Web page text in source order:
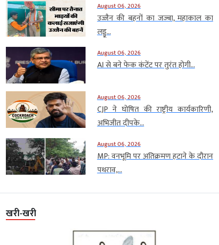
August 06, 2026
उज्जैन की बहनों का जज्बा, महाकाल का
लड्डू...
August 06, 2026
AI से बने फेक कंटेंट पर तुरंत होगी...
August 06, 2026
CJP ने घोषित की राष्ट्रीय कार्यकारिणी,
अभिजीत दीपके...
August 06, 2026
MP: वनभूमि पर अतिक्रमण हटाने के दौरान
पथराव,...
खरी-खरी